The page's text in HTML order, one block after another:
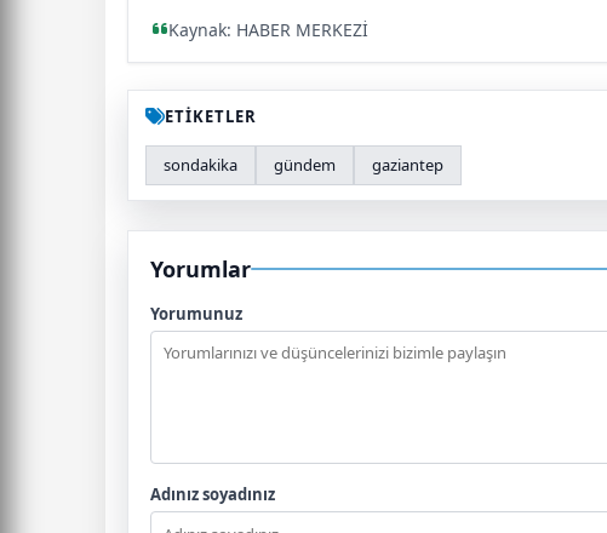
Kaynak: HABER MERKEZİ
ETİKETLER
sondakika gündem gaziantep
Yorumlar
Yorumunuz
Adınız soyadınız